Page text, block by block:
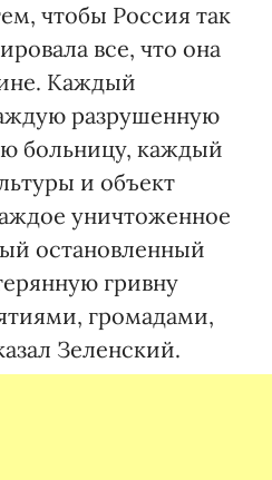
чтобы Россия так
все, что она
Каждый
разрушенную
больницу, каждый
и объект
уничтоженное
остановленный
гривну
громадами,
Зеленский.